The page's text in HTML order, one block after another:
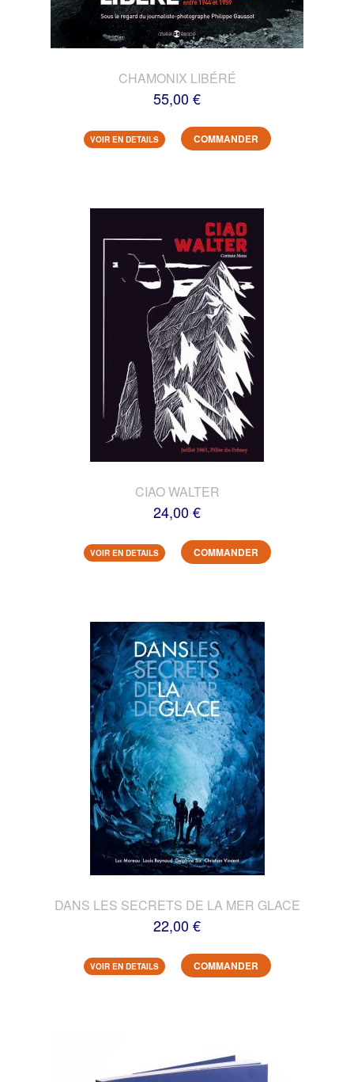
CHAMONIX LIBÉRÉ
55,00 €
VOIR EN DETAILS COMMANDER
CIAO WALTER
24,00 €
VOIR EN DETAILS COMMANDER
DANS LES SECRETS DE LA MER GLACE
22,00 €
VOIR EN DETAILS COMMANDER